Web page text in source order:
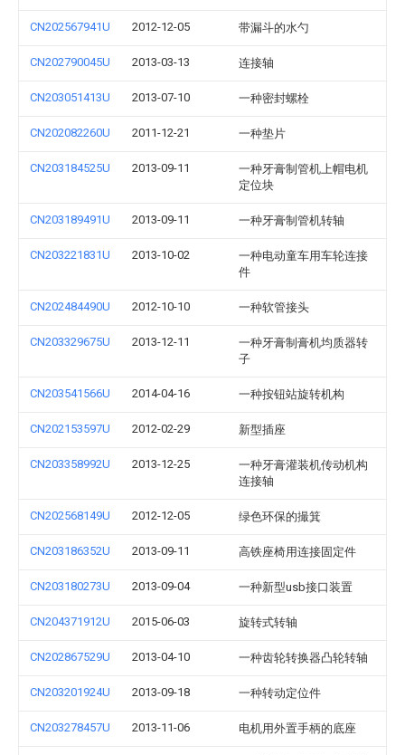
CN202567941U 2012-12-05 带漏斗的水勺
CN202790045U 2013-03-13 连接轴
CN203051413U 2013-07-10 一种密封螺栓
CN202082260U 2011-12-21 一种垫片
CN203184525U 2013-09-11
一种牙膏制管机上帽电机
定位块
CN203189491U 2013-09-11 一种牙膏制管机转轴
CN203221831U 2013-10-02
一种电动童车用车轮连接
件
CN202484490U 2012-10-10 一种软管接头
CN203329675U 2013-12-11
一种牙膏制膏机均质器转
子
CN203541566U 2014-04-16 一种按钮站旋转机构
CN202153597U 2012-02-29 新型插座
CN203358992U 2013-12-25
一种牙膏灌装机传动机构
连接轴
CN202568149U 2012-12-05 绿色环保的撮箕
CN203186352U 2013-09-11 高铁座椅用连接固定件
CN203180273U 2013-09-04 一种新型usb接口装置
CN204371912U 2015-06-03 旋转式转轴
CN202867529U 2013-04-10 一种齿轮转换器凸轮转轴
CN203201924U 2013-09-18 一种转动定位件
CN203278457U 2013-11-06 电机用外置手柄的底座